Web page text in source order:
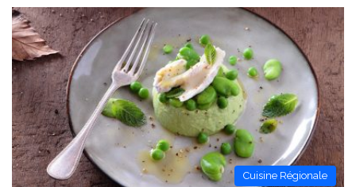
Cuisine Régionale